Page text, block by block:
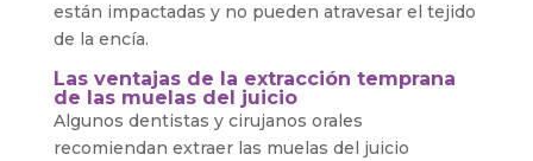
están impactadas y no pueden atravesar el tejido
de la encía.
Las ventajas de la extracción temprana
de las muelas del juicio
Algunos dentistas y cirujanos orales
recomiendan extraer las muelas del juicio